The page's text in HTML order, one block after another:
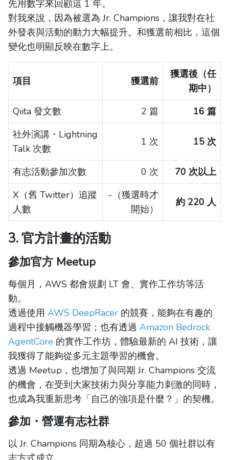
先用數字來回顧這 1 年。
對我來說，因為被選為 Jr. Champions，讓我對在社
外發表與活動的動力大幅提升。和獲選前相比，這個
變化也明顯反映在數字上。
項目 獲選前
獲選後（任
期中）
Qiita 發文數
2 篇
16 篇
社外演講・Lightning
Talk 次數
1 次 15 次
有志活動參加次數 0 次
70 次以上
X（舊 Twitter）追蹤
人數
-（獲選時才
開始）
約 220 人
3. 官方計畫的活動
參加官方 Meetup
每個月，AWS 都會規劃 LT 會、實作工作坊等活
動。
透過使用 AWS DeepRacer 的競賽，能夠在有趣的
過程中接觸機器學習；也有透過 Amazon Bedrock
AgentCore 的實作工作坊，體驗最新的 AI 技術，讓
我獲得了能夠從多元主題學習的機會。
透過 Meetup，也增加了與同期 Jr. Champions 交流
的機會，在受到大家技術力與分享能力刺激的同時，
也成為我重新思考「自己的強項是什麼？」的契機。
參加・營運有志社群
以 Jr. Champions 同期為核心，超過 50 個社群以有